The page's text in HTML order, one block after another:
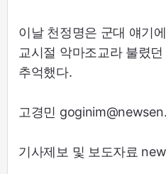
이날 천정명은 군대 얘기
교시절 악마조교라 불렸
추억했다.
고경민
기사제보 및 보도자료